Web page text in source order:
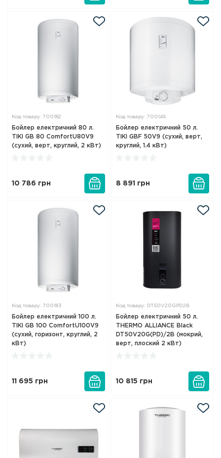
Код товару: 700182
Бойлер електричний 80 л.
TIKI GB 80 ComfortU80V9
(сухий, верт, круглий, 2 кВт)
10 786 грн
Код товару: 700146
Бойлер електричний 50 л.
TIKI GBF 50V9 (сухий, верт,
круглий, 1.4 кВт)
8 891 грн
Код товару: 700183
Бойлер електричний 100 л.
TIKI GB 100 ComfortU100V9
(сухий, горизонт, круглий, 2
кВт)
11 695 грн
Код товару: DT50V20GPD2B
Бойлер електричний 50 л.
THERMO ALLIANCE Black
DT50V20G(PD)/2B (мокрий,
верт, плоский 2 кВт)
10 815 грн